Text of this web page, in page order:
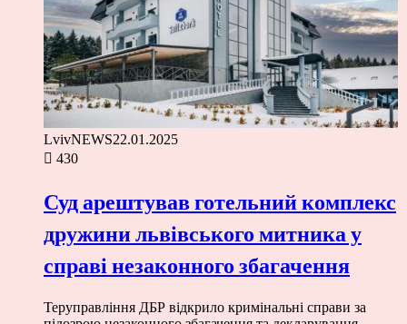
LvivNEWS22.01.2025
430
Суд арештував готельний комплекс
дружини львівського митника у
справі незаконного збагачення
Теруправління ДБР відкрило кримінальні справи за